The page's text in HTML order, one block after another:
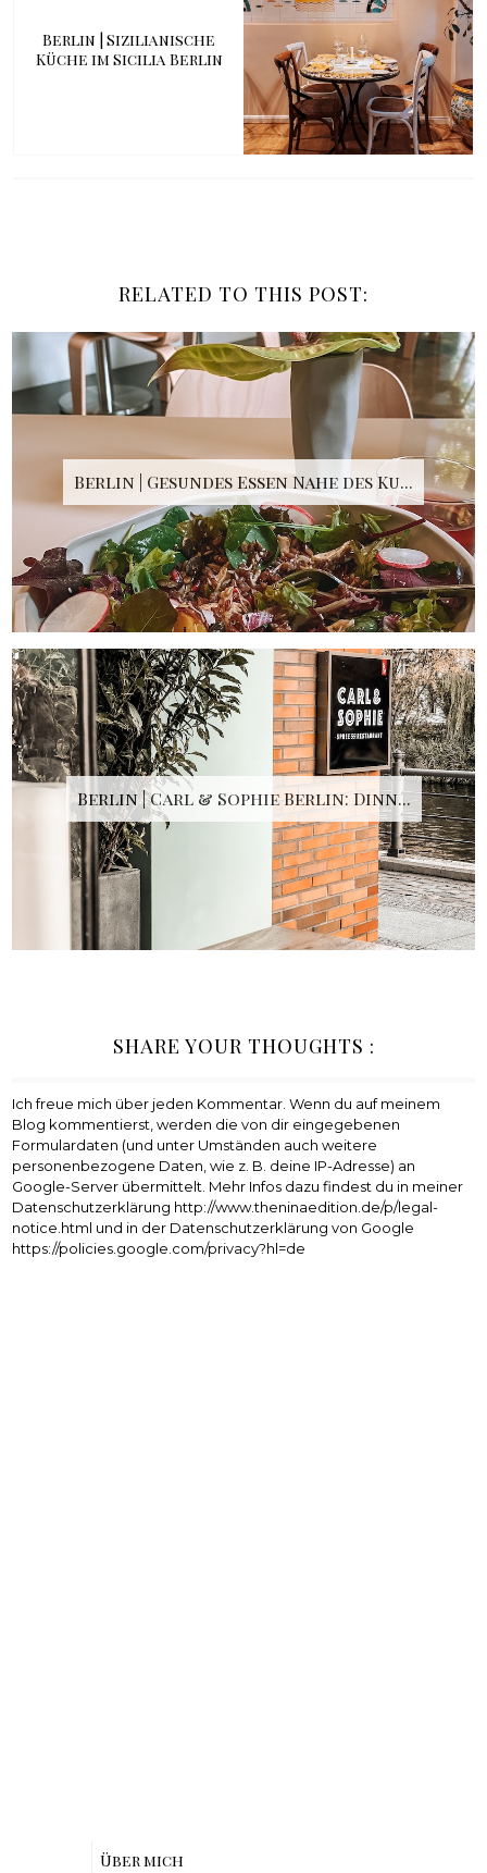
Berlin | Sizilianische
Küche im Sicilia Berlin
RELATED TO THIS POST:
Berlin | Gesundes Essen Nahe des Ku...
Berlin | Carl & Sophie Berlin: Dinn...
SHARE YOUR THOUGHTS :
Ich freue mich über jeden Kommentar. Wenn du auf meinem
Blog kommentierst, werden die von dir eingegebenen
Formulardaten (und unter Umständen auch weitere
personenbezogene Daten, wie z. B. deine IP-Adresse) an
Google-Server übermittelt. Mehr Infos dazu findest du in meiner
Datenschutzerklärung http://www.theninaedition.de/p/legal-
notice.html und in der Datenschutzerklärung von Google
https://policies.google.com/privacy?hl=de
Über mich